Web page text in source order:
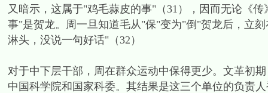
又暗示，这属于"鸡毛蒜皮的事"（31），因而无论《
事"是贺龙。周一旦知道毛从"保"变为"倒"贺龙后，立
淋头，没说一句好话"（32）
对于中下层干部，周在群众运动中保得更少。文革初
中国科学院和国家科委。其结果是这三个单位的负责